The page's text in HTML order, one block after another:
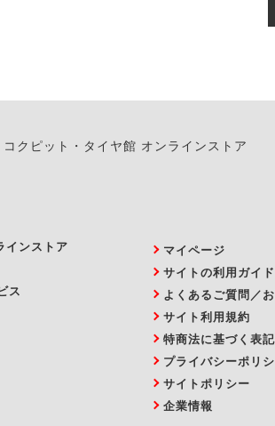
また、やむを得ない事由により
コクピット・タイヤ館 オンラインストア
インストア
ス
マイページ
サイトの利用ガイド
よくあるご質問／
サイト利用規約
特商法に基づく表記
プライバシーポリ
サイトポリシー
企業情報